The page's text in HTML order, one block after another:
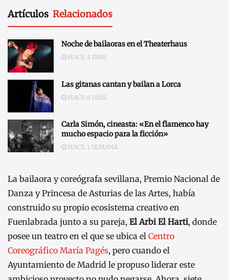
Artículos Relacionados
Noche de bailaoras en el Theaterhaus
HACE 4 DÍAS
Las gitanas cantan y bailan a Lorca
HACE 6 DÍAS
Carla Simón, cineasta: «En el flamenco hay
mucho espacio para la ficción»
HACE 1 SEMANA
La bailaora y coreógrafa sevillana, Premio Nacional de
Danza y Princesa de Asturias de las Artes, había
construido su propio ecosistema creativo en
Fuenlabrada junto a su pareja, El Arbi El Harti, donde
posee un teatro en el que se ubica el Centro
Coreográfico María Pagés, pero cuando el
Ayuntamiento de Madrid le propuso liderar este